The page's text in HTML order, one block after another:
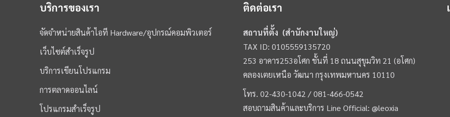
บริการของเรา
จัดจำหน่ายสินค้าไอที Hardware/อุปกรณ์คอมพิวเตอร์
เว็บไซต์สำเร็จรูป
บริการเขียนโปรแกรม
การตลาดออนไลน์
โปรแกรมสำเร็จรูป
ติดต่อเรา
สถานที่ตั้ง (สำนักงานใหญ่)
TAX ID: 0105559135720
253 อาคาร253อโศก ชั้นที่ 18 ถนนสุขุมวิท 21 (อโศก)
คลองเตยเหนือ วัฒนา กรุงเทพมหานคร 10110
โทร.02-430-1042 /081-466-0542
สอบถามสินค้าและบริการ Line Official:@leoxia